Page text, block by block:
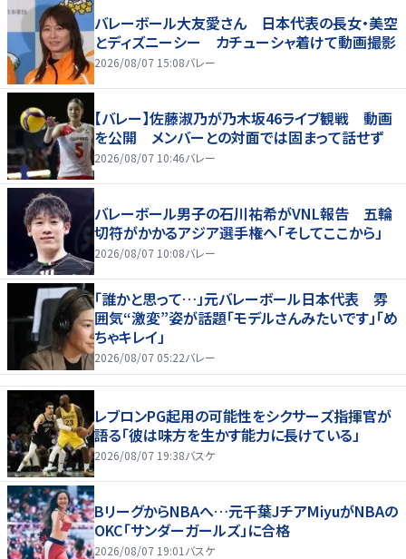
バレーボール大友愛さん 日本代表の長女・美空
とディズニーシー カチューシャ着けて動画撮影
2026/08/07 15:08バレー
【バレー】佐藤淑乃が乃木坂46ライブ観戦 動画
を公開 メンバーとの対面では固まって話せず
2026/08/07 10:46バレー
バレーボール男子の石川祐希がVNL報告 五輪
切符がかかるアジア選手権へ「そしてここから」
2026/08/07 10:08バレー
「誰かと思って…」元バレーボール日本代表 雰
囲気“激変”姿が話題「モデルさんみたいです」「め
ちゃキレイ」
2026/08/07 05:22バレー
レブロンPG起用の可能性をシクサーズ指揮官が
語る「彼は味方を生かす能力に長けている」
2026/08/07 19:38バスケ
BリーグからNBAへ…元千葉JチアMiyuがNBAの
OKC「サンダーガールズ」に合格
2026/08/07 19:01 バスケ